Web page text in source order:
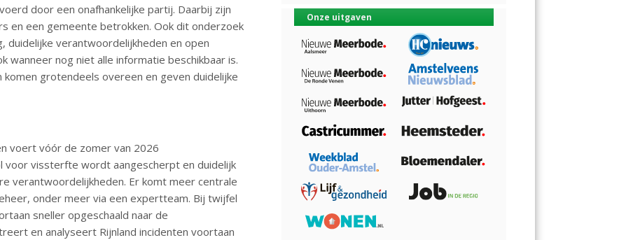
door een onafhankelijke partij. Daarbij zijn
en een gemeente betrokken. Ook dit onderzoek
duidelijke verantwoordelijkheden en open
wanneer nog niet alle informatie beschikbaar is.
grotendeels overeen en geven duidelijke
voert vóór de zomer van 2026
vissterfte wordt aangescherpt en duidelijk
verantwoordelijkheden. Er komt meer centrale
onder meer via een expertteam. Bij twijfel
sneller opgeschaald naar de
en analyseert Rijnland incidenten voortaan
Onze uitgaven